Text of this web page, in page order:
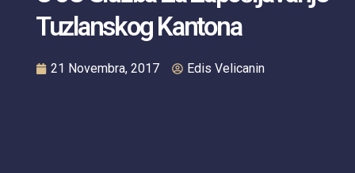
Tuzlanskog Kantona
21 Novembra, 2017 Edis Velicanin